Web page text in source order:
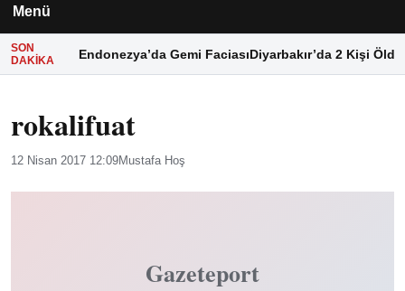
Menü
SON
DAKIKA
Endonezya’da Gemi FaciasıDiyarbakır’da 2 Kişi Öldü
rokalifuat
12 Nisan 2017 12:09Mustafa Hoş
Gazeteport